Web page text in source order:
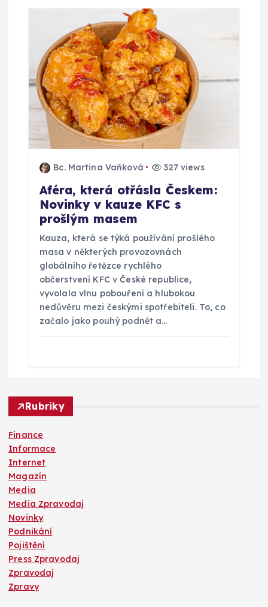
Bc. Martina Vaňková 327 views
Aféra, která otřásla Českem:
Novinky v kauze KFC s
prošlým masem
Kauza, která se týká používání prošlého
masa v některých provozovnách
globálního řetězce rychlého
občerstvení KFC v České republice,
vyvolala vlnu pobouření a hlubokou
nedůvěru mezi českými spotřebiteli. To, co
začalo jako pouhý podnět a…
Rubriky
Finance
Informace
Internet
Magazín
Media
Media Zpravodaj
Novinky
Podnikání
Pojištění
Press Zpravodaj
Zpravodaj
Zpravy